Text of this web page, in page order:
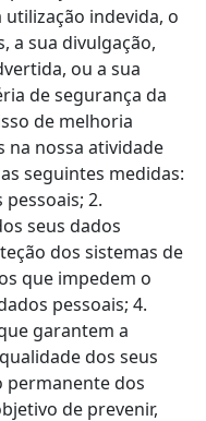
indevida, o
a sua divulgação,
ou a sua
de segurança da
de melhoria
na nossa atividade
seguintes medidas:
2.
seus dados
dos sistemas de
que impedem o
pessoais; 4.
garantem a
dos seus
permanente dos
de prevenir,